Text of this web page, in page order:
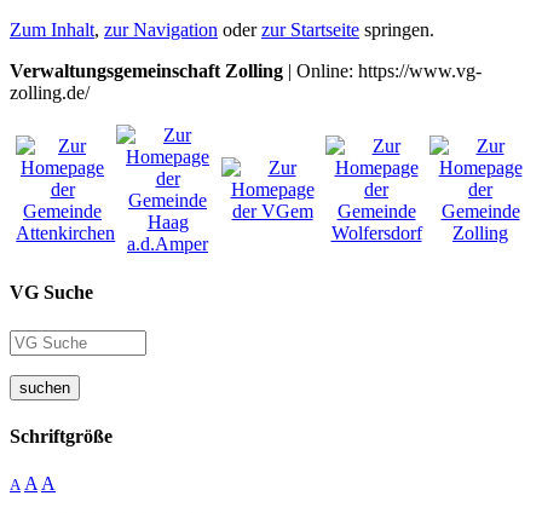
Zum Inhalt, zur Navigation oderzur Startseite springen.
Verwaltungsgemeinschaft Zolling | Online: https://www.vg-
zolling.de/
VG Suche
suchen
Schriftgröße
A A A